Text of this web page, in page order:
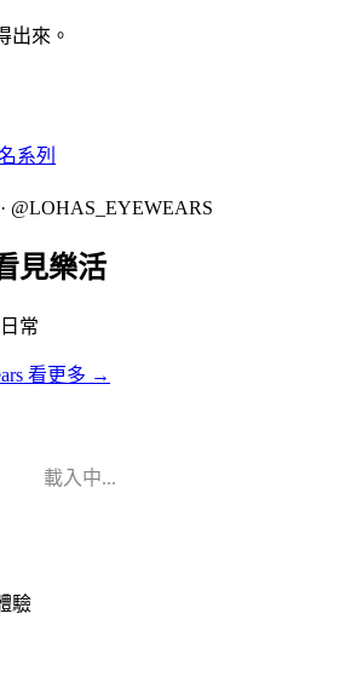
出來。
系列
@LOHAS_EYEWEARS
見樂活
常
看更多 →
載入中...
驗